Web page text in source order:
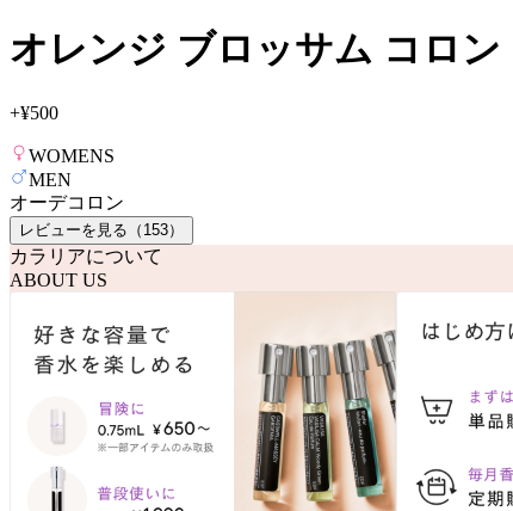
オレンジ ブロッサム コロン
+¥500
WOMENS
MEN
オーデコロン
レビューを見る（ 153）
カラリアについて
ABOUT US